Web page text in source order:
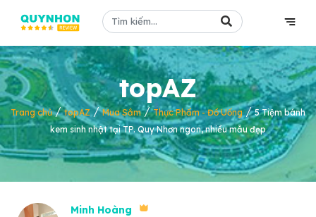
topAZ
Trang chủ/topAZ/Mua Sắm/Thực Phẩm - Đồ Uống/5 Tiệm bánh
kem sinh nhật tại TP. Quy Nhơn ngon, nhiều mẫu đẹp
Minh Hoàng